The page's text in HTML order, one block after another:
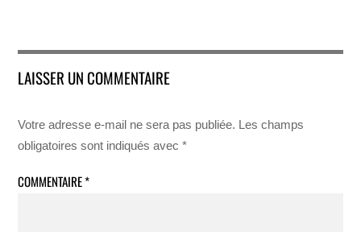
LAISSER UN COMMENTAIRE
Votre adresse e-mail ne sera pas publiée. Les champs
obligatoires sont indiqués avec*
COMMENTAIRE*